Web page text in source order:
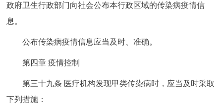
政府卫生行政部门向社会公布本行政区域的传染病疫情信
息。
公布传染病疫情信息应当及时、准确。
第四章 疫情控制
第三十九条 医疗机构发现甲类传染病时，应当及时采取
下列措施：